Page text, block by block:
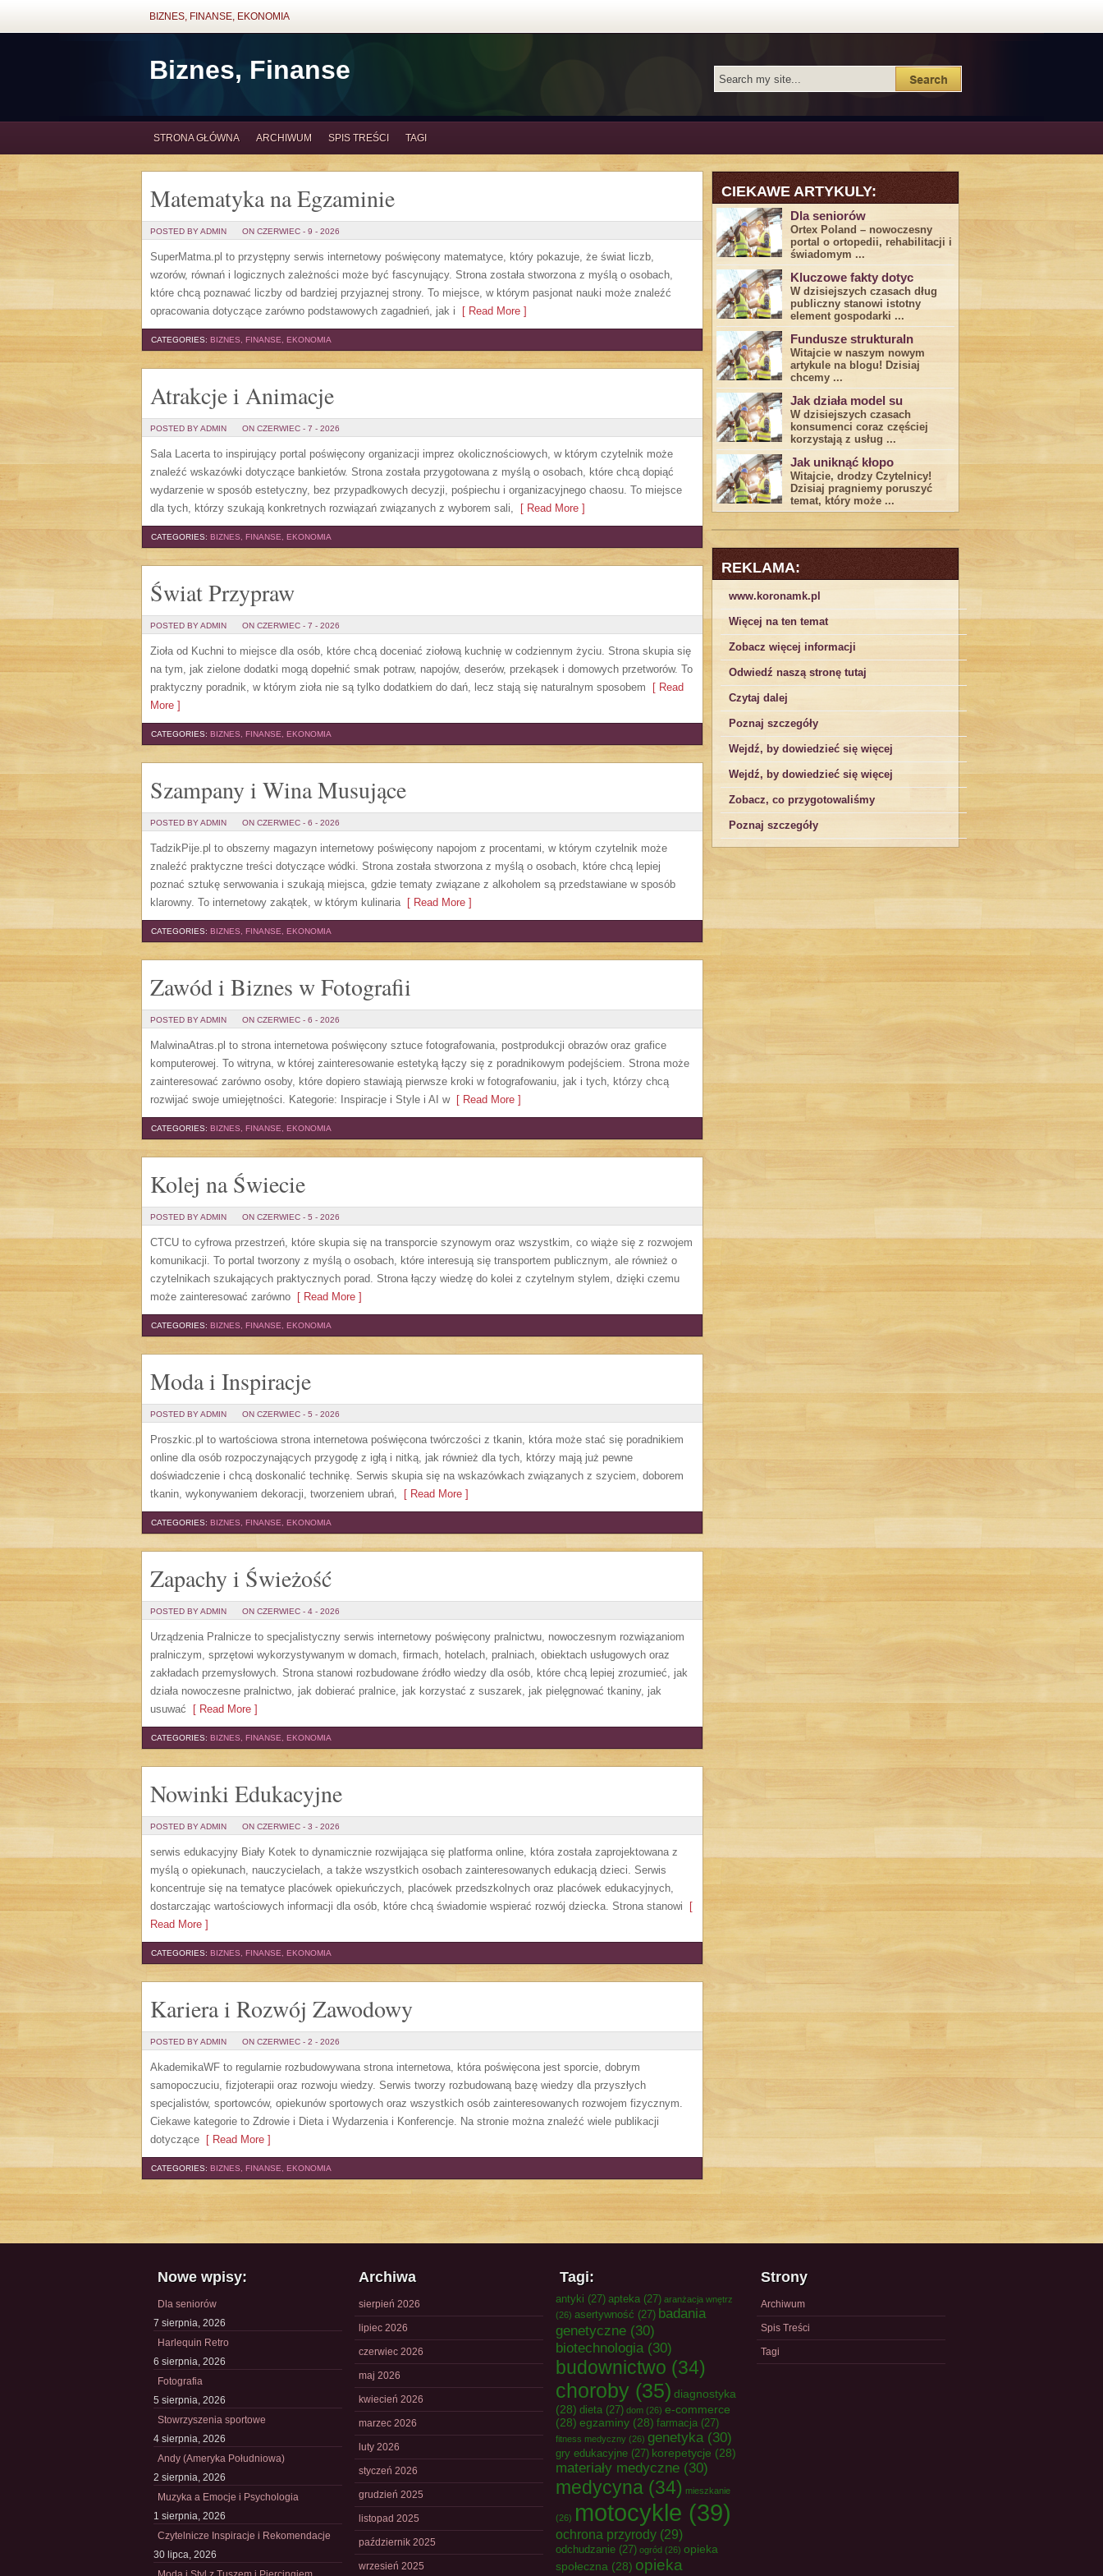
BIZNES, FINANSE, EKONOMIA
Biznes, Finanse
STRONA GŁÓWNA ARCHIWUM SPIS TREŚCI TAGI
Matematyka na Egzaminie
POSTED BY ADMIN ON CZERWIEC - 9 - 2026
SuperMatma.pl to przystępny serwis internetowy poświęcony matematyce, który pokazuje, że świat liczb,
wzorów, równań i logicznych zależności może być fascynujący. Strona została stworzona z myślą o osobach,
które chcą poznawać liczby od bardziej przyjaznej strony. To miejsce, w którym pasjonat nauki może znaleźć
opracowania dotyczące zarówno podstawowych zagadnień, jak i [ Read More ]
CATEGORIES: BIZNES, FINANSE, EKONOMIA
Atrakcje i Animacje
POSTED BY ADMIN ON CZERWIEC - 7 - 2026
Sala Lacerta to inspirujący portal poświęcony organizacji imprez okolicznościowych, w którym czytelnik może
znaleźć wskazówki dotyczące bankietów. Strona została przygotowana z myślą o osobach, które chcą dopiąć
wydarzenie w sposób estetyczny, bez przypadkowych decyzji, pośpiechu i organizacyjnego chaosu. To miejsce
dla tych, którzy szukają konkretnych rozwiązań związanych z wyborem sali, [ Read More ]
CATEGORIES: BIZNES, FINANSE, EKONOMIA
Świat Przypraw
POSTED BY ADMIN ON CZERWIEC - 7 - 2026
Zioła od Kuchni to miejsce dla osób, które chcą doceniać ziołową kuchnię w codziennym życiu. Strona skupia się
na tym, jak zielone dodatki mogą dopełnić smak potraw, napojów, deserów, przekąsek i domowych przetworów. To
praktyczny poradnik, w którym zioła nie są tylko dodatkiem do dań, lecz stają się naturalnym sposobem [ Read
More ]
CATEGORIES: BIZNES, FINANSE, EKONOMIA
Szampany i Wina Musujące
POSTED BY ADMIN ON CZERWIEC - 6 - 2026
TadzikPije.pl to obszerny magazyn internetowy poświęcony napojom z procentami, w którym czytelnik może
znaleźć praktyczne treści dotyczące wódki. Strona została stworzona z myślą o osobach, które chcą lepiej
poznać sztukę serwowania i szukają miejsca, gdzie tematy związane z alkoholem są przedstawiane w sposób
klarowny. To internetowy zakątek, w którym kulinaria[ Read More ]
CATEGORIES: BIZNES, FINANSE, EKONOMIA
Zawód i Biznes w Fotografii
POSTED BY ADMIN ON CZERWIEC - 6 - 2026
MalwinaAtras.pl to strona internetowa poświęcony sztuce fotografowania, postprodukcji obrazów oraz grafice
komputerowej. To witryna, w której zainteresowanie estetyką łączy się z poradnikowym podejściem. Strona może
zainteresować zarówno osoby, które dopiero stawiają pierwsze kroki w fotografowaniu, jak i tych, którzy chcą
rozwijać swoje umiejętności. Kategorie: Inspiracje i Style i AI w[ Read More ]
CATEGORIES: BIZNES, FINANSE, EKONOMIA
Kolej na Świecie
POSTED BY ADMIN ON CZERWIEC - 5 - 2026
CTCU to cyfrowa przestrzeń, które skupia się na transporcie szynowym oraz wszystkim, co wiąże się z rozwojem
komunikacji. To portal tworzony z myślą o osobach, które interesują się transportem publicznym, ale również o
czytelnikach szukających praktycznych porad. Strona łączy wiedzę do kolei z czytelnym stylem, dzięki czemu
może zainteresować zarówno [ Read More ]
CATEGORIES: BIZNES, FINANSE, EKONOMIA
Moda i Inspiracje
POSTED BY ADMIN ON CZERWIEC - 5 - 2026
Proszkic.pl to wartościowa strona internetowa poświęcona twórczości z tkanin, która może stać się poradnikiem
online dla osób rozpoczynających przygodę z igłą i nitką, jak również dla tych, którzy mają już pewne
doświadczenie i chcą doskonalić technikę. Serwis skupia się na wskazówkach związanych z szyciem, doborem
tkanin, wykonywaniem dekoracji, tworzeniem ubrań, [ Read More ]
CATEGORIES: BIZNES, FINANSE, EKONOMIA
Zapachy i Świeżość
POSTED BY ADMIN ON CZERWIEC - 4 - 2026
Urządzenia Pralnicze to specjalistyczny serwis internetowy poświęcony pralnictwu, nowoczesnym rozwiązaniom
pralniczym, sprzętowi wykorzystywanym w domach, firmach, hotelach, pralniach, obiektach usługowych oraz
zakładach przemysłowych. Strona stanowi rozbudowane źródło wiedzy dla osób, które chcą lepiej zrozumieć, jak
działa nowoczesne pralnictwo, jak dobierać pralnice, jak korzystać z suszarek, jak pielęgnować tkaniny, jak
usuwać [ Read More ]
CATEGORIES: BIZNES, FINANSE, EKONOMIA
Nowinki Edukacyjne
POSTED BY ADMIN ON CZERWIEC - 3 - 2026
serwis edukacyjny Biały Kotek to dynamicznie rozwijająca się platforma online, która została zaprojektowana z
myślą o opiekunach, nauczycielach, a także wszystkich osobach zainteresowanych edukacją dzieci. Serwis
koncentruje się na tematyce placówek opiekuńczych, placówek przedszkolnych oraz placówek edukacyjnych,
dostarczając wartościowych informacji dla osób, które chcą świadomie wspierać rozwój dziecka. Strona stanowi [
Read More ]
CATEGORIES: BIZNES, FINANSE, EKONOMIA
Kariera i Rozwój Zawodowy
POSTED BY ADMIN ON CZERWIEC - 2 - 2026
AkademikaWF to regularnie rozbudowywana strona internetowa, która poświęcona jest sporcie, dobrym
samopoczuciu, fizjoterapii oraz rozwoju wiedzy. Serwis tworzy rozbudowaną bazę wiedzy dla przyszłych
specjalistów, sportowców, opiekunów sportowych oraz wszystkich osób zainteresowanych rozwojem fizycznym.
Ciekawe kategorie to Zdrowie i Dieta i Wydarzenia i Konferencje. Na stronie można znaleźć wiele publikacji
dotyczące [ Read More ]
CATEGORIES: BIZNES, FINANSE, EKONOMIA
CIEKAWE ARTYKULY:
Dla seniorów
Ortex Poland – nowoczesny
portal o ortopedii, rehabilitacji i
świadomym ...
Kluczowe fakty dotyc
W dzisiejszych czasach dług
publiczny stanowi istotny
element gospodarki ...
Fundusze strukturaln
Witajcie w naszym nowym
artykule na blogu! Dzisiaj
chcemy ...
Jak działa model su
W dzisiejszych czasach
konsumenci ‌coraz częściej
korzystają z usług⁤ ...
Jak uniknąć kłopo
Witajcie, drodzy Czytelnicy!
Dzisiaj pragniemy poruszyć
temat, który może ...
REKLAMA:
www.koronamk.pl
Więcej na ten temat
Zobacz więcej informacji
Odwiedź naszą stronę tutaj
Czytaj dalej
Poznaj szczegóły
Wejdź, by dowiedzieć się więcej
Wejdź, by dowiedzieć się więcej
Zobacz, co przygotowaliśmy
Poznaj szczegóły
Nowe wpisy:
Dla seniorów
7 sierpnia, 2026
Harlequin Retro
6 sierpnia, 2026
Fotografia
5 sierpnia, 2026
Stowrzyszenia sportowe
4 sierpnia, 2026
Andy (Ameryka Południowa)
2 sierpnia, 2026
Muzyka a Emocje i Psychologia
1 sierpnia, 2026
Czytelnicze Inspiracje i Rekomendacje
30 lipca, 2026
Archiwa
sierpień 2026
lipiec 2026
czerwiec 2026
maj 2026
kwiecień 2026
marzec 2026
luty 2026
styczeń 2026
grudzień 2025
listopad 2025
październik 2025
wrzesień 2025
Tagi:
antyki (27) apteka (27) aranżacja wnętrz
(26) asertywność (27) badania
genetyczne (30)
biotechnologia(30)
budownictwo (34)
choroby (35) diagnostyka
(28) dieta (27) dom (26) e-commerce
(28) egzaminy (28) farmacja (27)
fitness medyczny (26) genetyka(30)
gry edukacyjne (27) korepetycje (28)
materiały medyczne (30)
medycyna (34) mieszkanie
(26) motocykle (39)
ochrona przyrody (29)
odchudzanie (27) ogród (26) opieka
społeczna (28) opieka
Strony
Archiwum
Spis Treści
Tagi